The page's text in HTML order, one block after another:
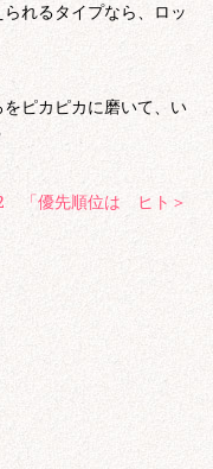
れるタイプなら、ロッ
ピカピカに磨いて、い
「優先順位は ヒト＞